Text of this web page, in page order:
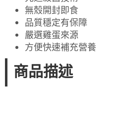
無殼開封即食
品質穩定有保障
嚴選雞蛋來源
方便快速補充營養
商品描述